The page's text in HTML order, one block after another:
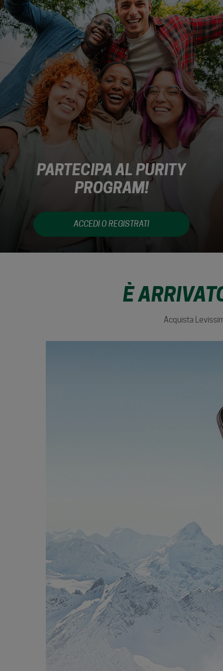
PARTECIPA AL PURITY
PROGRAM!
Entra a far parte del programma fedeltà, carica
il tuo scontrino e fai le missioni di AWorld per
ACCEDI O REGISTRATI
È
Acquista